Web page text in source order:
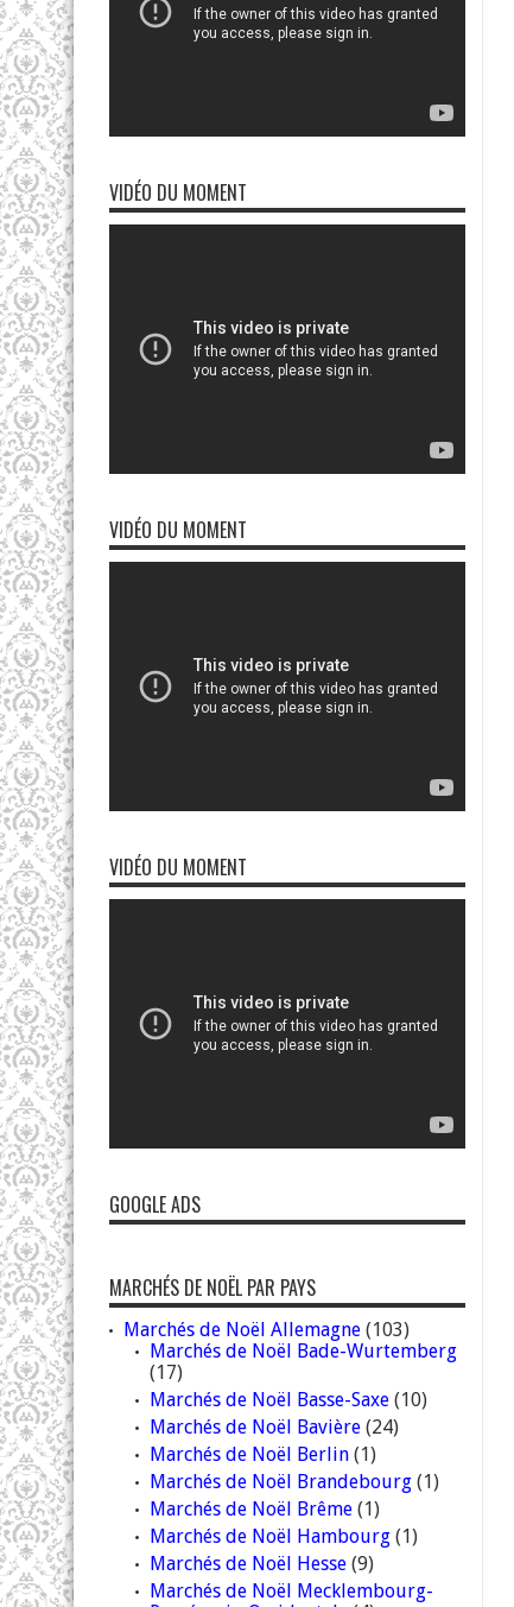
VIDÉO DU MOMENT
VIDÉO DU MOMENT
VIDÉO DU MOMENT
GOOGLE ADS
MARCHÉS DE NOËL PAR PAYS
Marchés de Noël Allemagne (103)
Marchés de Noël Bade-Wurtemberg
(17)
Marchés de Noël Basse-Saxe (10)
Marchés de Noël Bavière (24)
Marchés de Noël Berlin (1)
Marchés de Noël Brandebourg (1)
Marchés de Noël Brême (1)
Marchés de Noël Hambourg (1)
Marchés de Noël Hesse (9)
Marchés de Noël Mecklembourg-